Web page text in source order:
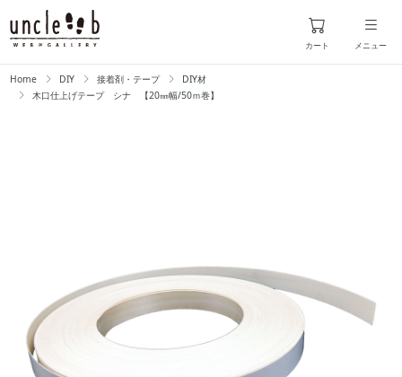
カート メニュー
Home DIY 接着剤・テープ
DIY材
木口仕上げテープ シナ 【20㎜幅/50ｍ巻】